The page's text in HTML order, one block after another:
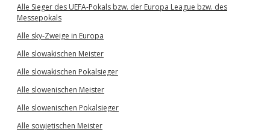
Alle Sieger des UEFA-Pokals bzw. der Europa League bzw. des
Messepokals
Alle sky-Zweige in Europa
Alle slowakischen Meister
Alle slowakischen Pokalsieger
Alle slowenischen Meister
Alle slowenischen Pokalsieger
Alle sowjetischen Meister